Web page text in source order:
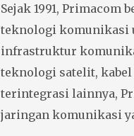
Sejak 1991, Primacom
teknologi komunikasi
infrastruktur
teknologi satelit,
terintegrasi lainnya,
jaringan komunikasi